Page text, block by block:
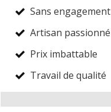
Sans engagement
Artisan passionné
Prix imbattable
Travail de qualité